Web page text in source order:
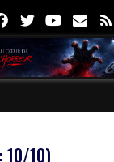
FacebookTwitterYoutube
Email
10/10)